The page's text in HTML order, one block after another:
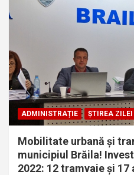
ADMINISTRAȚIE ȘTIREA ZILEI
Mobilitate urbană și
municipiul Brăila!
2022: 12 tramvaie și